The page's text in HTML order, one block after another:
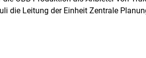
die Leitung der Einheit Zentrale